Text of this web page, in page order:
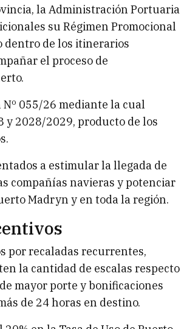
la Administración Portuaria
su Régimen Promocional
dentro de los itinerarios
el proceso de
055/26 mediante la cual
y 2028/2029, producto de los
a estimular la llegada de
compañías navieras y potenciar
Madryn y en toda la región.
por recaladas recurrentes,
la cantidad de escalas respecto
mayor porte y bonificaciones
de 24 horas en destino.